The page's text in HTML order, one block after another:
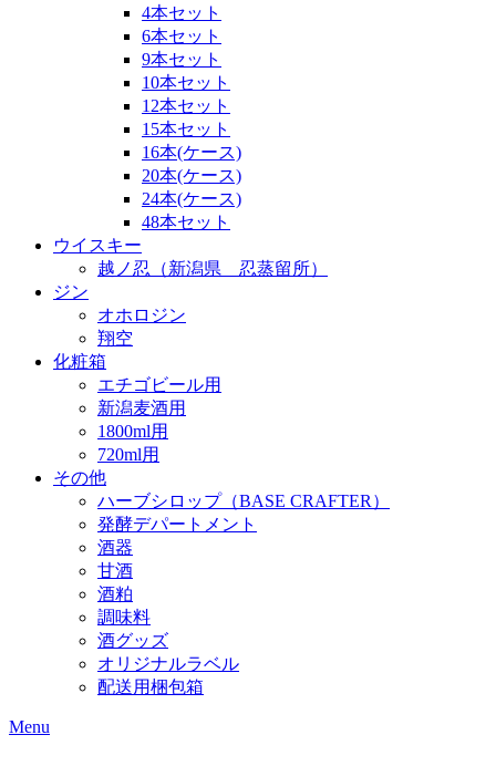
4本セット
6本セット
9本セット
10本セット
12本セット
15本セット
16本(ケース)
20本(ケース)
24本(ケース)
48本セット
ウイスキー
越ノ忍（新潟県 忍蒸留所）
ジン
オホロジン
翔空
化粧箱
エチゴビール用
新潟麦酒用
1800ml用
720ml用
その他
ハーブシロップ（BASE CRAFTER）
発酵デパートメント
酒器
甘酒
酒粕
調味料
酒グッズ
オリジナルラベル
配送用梱包箱
Menu